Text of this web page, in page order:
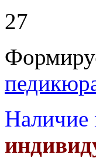
27
Наличие